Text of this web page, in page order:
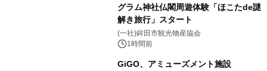
グラム神社仏閣周遊体験「ほこたde謎
解き旅行」スタート
(一社)鉾田市観光物産協会
1時間前
GiGO、アミューズメント施設